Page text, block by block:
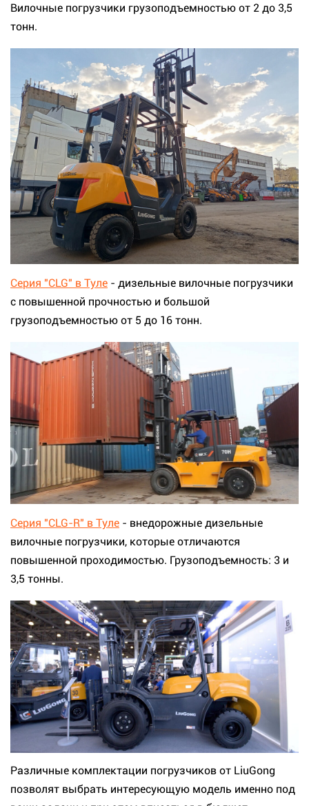
Вилочные погрузчики грузоподъемностью от 2 до 3,5
тонн.
Серия "CLG" в Туле - дизельные вилочные погрузчики
с повышенной прочностью и большой
грузоподъемностью от 5 до 16 тонн.
Серия "CLG-R" в Туле - внедорожные дизельные
вилочные погрузчики, которые отличаются
повышенной проходимостью. Грузоподъемность: 3 и
3,5 тонны.
Различные комплектации погрузчиков от LiuGong
позволят выбрать интересующую модель именно под